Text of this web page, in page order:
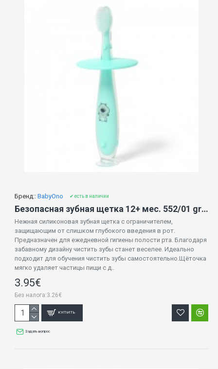
Бренд:: BabyOno ✔ есть в наличии
Безопасная зубная щетка 12+ мес. 552/01 green
Нежная силиконовая зубная щетка с ограничителем,
защищающим от слишком глубокого введения в рот.
Предназначен для ежедневной гигиены полости рта. Благодаря
забавному дизайну чистить зубы станет веселее. Идеально
подходит для обучения чистить зубы самостоятельно.Щёточка
мягко удаляет частицы пищи с д..
3.95€
Без налога:3.26€
КУПИТЬ
Задать вопрос